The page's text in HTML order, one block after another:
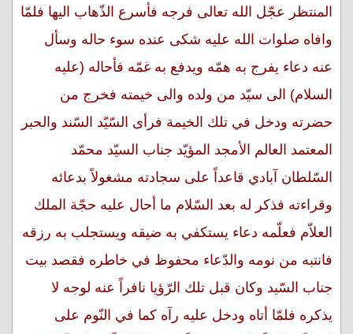
المنتظر عجّل الله تعالى فرجه فأسرع الذّهاب اليها فلمّا
وافاه صلوات الله عليه شكى عنده سوء حاله وسأل
عنه دعاء يفرج به همّه ويدفع به غمّه فأحاله (عليه
السلام) الى سيّد من ولده والى خيمته فخرج من
حضرته ودخل في تلك الخيمة فرأى السّيّد السّند والحبر
المعتمد العالم الأمجد المؤيّد جناب السيّد محمّد
السّلطان آبادي قاعداً على سجادته مشغولاً بدعائه
وقراءته فذكر له بعد السّلام ما أحال عليه حجّة الملك
العلاّم فعلّمه دعاء يستكفي به ضيقه ويستجلب به رزقه
فانتبه من نومه والدّعاء محفوظ في خاطره فقصد بيت
جناب السّيد وكان قبل تلك الرّؤيا نافراً عنه لوجه لا
يذكره فلمّا أتاه ودخل عليه رآه كما في النّوم على